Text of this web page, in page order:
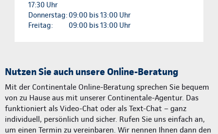
17:30 Uhr
Donnerstag: 09:00 bis 13:00 Uhr
Freitag:
09:00 bis 13:00 Uhr
Nutzen Sie auch unsere Online-Beratung
Mit der Continentale Online-Beratung sprechen Sie bequem
von zu Hause aus mit unserer Continentale-Agentur. Das
funktioniert als Video-Chat oder als Text-Chat – ganz
individuell, persönlich und sicher. Rufen Sie uns einfach an,
um einen Termin zu vereinbaren. Wir nennen Ihnen dann den